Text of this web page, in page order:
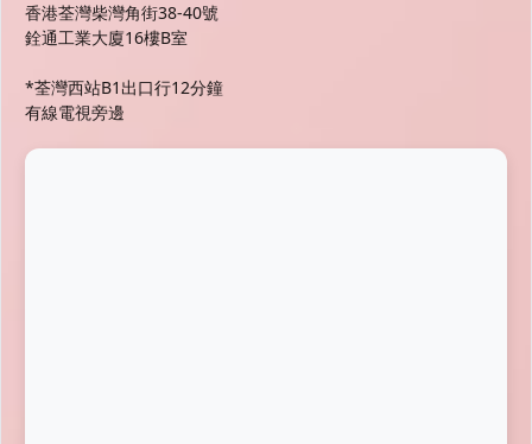
香港荃灣柴灣角街38-40號
銓通工業大廈16樓B室
*荃灣西站B1出口行12分鐘
有線電視旁邊